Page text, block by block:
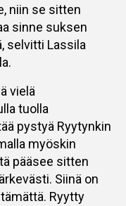
niin se sitten
sinne suksen
selvitti Lassila
vielä
tuolla
pystyä Ryytynkin
myöskin
pääsee sitten
Siinä on
Ryytty